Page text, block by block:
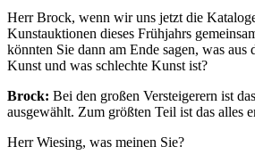
Herr Brock, wenn wir uns jetzt die
Kunstauktionen dieses Frühjahrs
könnten Sie dann am Ende sagen, was aus
Kunst und was schlechte Kunst ist?
Brock: Bei den großen Versteigerern ist
ausgewählt. Zum größten Teil ist das alles
Herr Wiesing, was meinen Sie?